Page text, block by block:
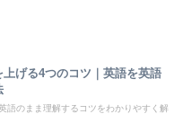
げる4つのコツ｜英語を英語
語のまま理解するコツをわかりやすく解